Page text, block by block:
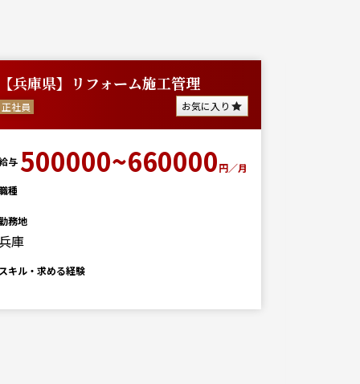
【兵庫県】リフォーム施工管理
正社員 お気に入り
与 500000~660000円／月
種
務地
庫
スキル・求める経験